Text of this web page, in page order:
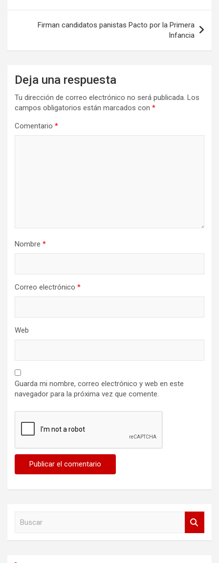
entradas
Firman candidatos panistas Pacto por la Primera
Infancia
Deja una respuesta
Tu dirección de correo electrónico no será publicada. Los
campos obligatorios están marcados con *
Comentario *
Nombre *
Correo electrónico *
Web
Guarda mi nombre, correo electrónico y web en este
navegador para la próxima vez que comente.